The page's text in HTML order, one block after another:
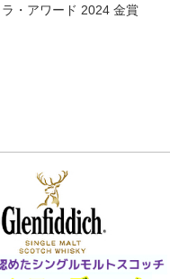
・アワード 2024 金賞